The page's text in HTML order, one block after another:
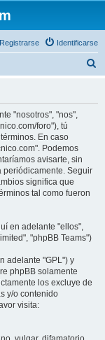
Identificarse
Registrarse
"nosotros", "nos",
foro"), tú
En caso
Podemos
avisarte, sin
periódicamente. Seguir
significa que
tal como fueron
en adelante "ellos",
"phpBB Teams")
adelante "GPL") y
phpBB solamente
los excluye de
y/o contenido
visita: